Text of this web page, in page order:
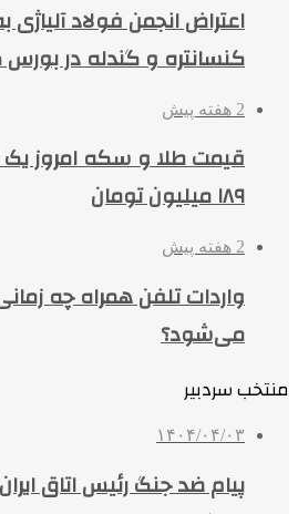
اعتراض انجمن فولاد
کنسانتره و گندله در بورس
2 هفته پیش
قیمت طلا و سکه امروز یک
۱۸۹ میلیون تومان
2 هفته پیش
واردات تلفن همراه چه
می‌شود؟
منتخب سردبیر
۱۴۰۴/۰۴/۰۳
پیام ضد جنگ رئیس اتاق